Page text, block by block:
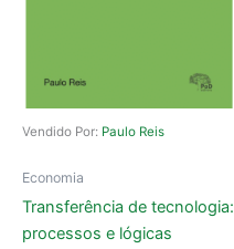
Vendido Por: Paulo Reis
Economia
Transferência de tecnologia:
processos e lógicas